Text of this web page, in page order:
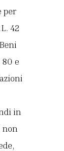
per
42
e
in